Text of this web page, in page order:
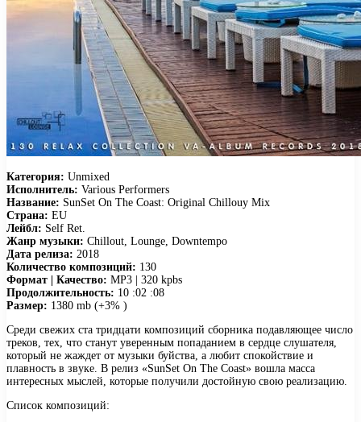
Категория: Unmixed
Исполнитель: Various Performers
Название: SunSet On The Coast: Original Chillouy Mix
Страна: EU
Лейбл: Self Ret.
Жанр музыки: Chillout, Lounge, Downtempo
Дата релиза: 2018
Количество композиций: 130
Формат | Качество: MP3 | 320 kpbs
Продолжительность: 10 :02 :08
Размер: 1380 mb (+3% )
Среди свежих ста тридцати композиций сборника подавляющее число
треков, тех, что станут уверенным попаданием в сердце слушателя,
который не жаждет от музыки буйства, а любит спокойствие и
плавность в звуке. В релиз «SunSet On The Coast» вошла масса
интересных мыслей, которые получили достойную свою реализацию.
Список композиций: